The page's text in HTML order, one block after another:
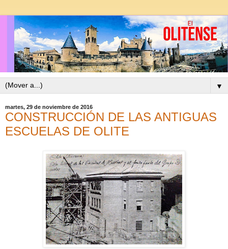
▼
martes, 29 de noviembre de 2016
CONSTRUCCIÓN DE LAS ANTIGUAS
ESCUELAS DE OLITE